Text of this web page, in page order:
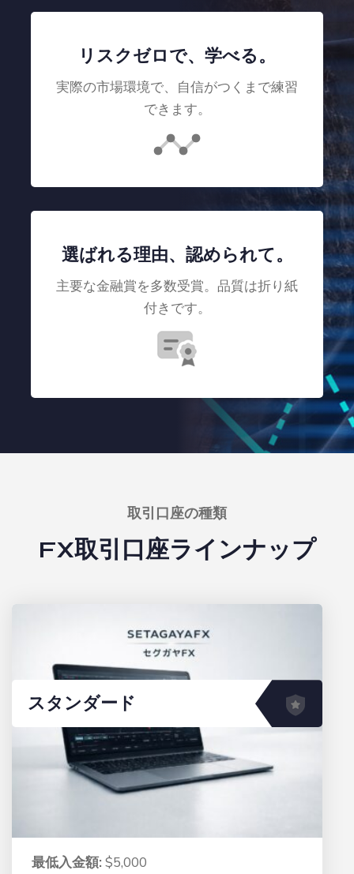
リスクゼロで、学べる。
実際の市場環境で、自信がつくまで練習
できます。
選ばれる理由、認められて。
主要な金融賞を多数受賞。品質は折り紙
付きです。
取引口座の種類
FX取引口座ラインナップ
スタンダード
最低入金額: $5,000